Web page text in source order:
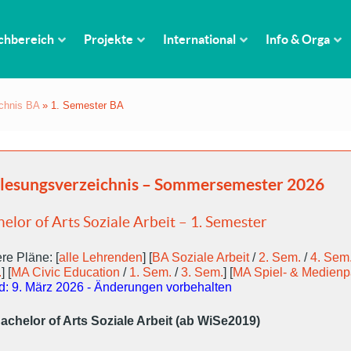
Projekte International Info & Orga
BA » 1. Semester BA
– Sommersemester 2026
of Arts Soziale Arbeit – 1. Semester
Pläne: [alle Lehrenden] [BA Soziale Arbeit/ 2. Sem. /4.
] [MA Civic Education / 1. Sem. /3. Sem.] [MA Spiel- &
9. März 2026 - Änderungen vorbehalten
of Arts Soziale Arbeit (ab WiSe2019)